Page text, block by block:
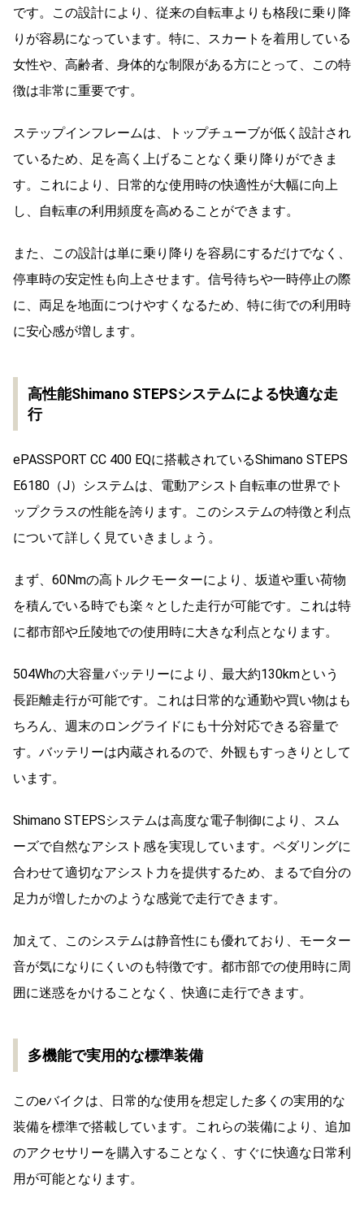
です。この設計により、従来の自転車よりも格段に乗り降
りが容易になっています。特に、スカートを着用している
女性や、高齢者、身体的な制限がある方にとって、この特
徴は非常に重要です。
ステップインフレームは、トップチューブが低く設計され
ているため、足を高く上げることなく乗り降りができま
す。これにより、日常的な使用時の快適性が大幅に向上
し、自転車の利用頻度を高めることができます。
また、この設計は単に乗り降りを容易にするだけでなく、
停車時の安定性も向上させます。信号待ちや一時停止の際
に、両足を地面につけやすくなるため、特に街での利用時
に安心感が増します。
高性能Shimano STEPSシステムによる快適な走
行
ePASSPORT CC 400 EQに搭載されているShimano STEPS
E6180（J）システムは、電動アシスト自転車の世界でト
ップクラスの性能を誇ります。このシステムの特徴と利点
について詳しく見ていきましょう。
まず、60Nmの高トルクモーターにより、坂道や重い荷物
を積んでいる時でも楽々とした走行が可能です。これは特
に都市部や丘陵地での使用時に大きな利点となります。
504Whの大容量バッテリーにより、最大約130kmという
長距離走行が可能です。これは日常的な通勤や買い物はも
ちろん、週末のロングライドにも十分対応できる容量で
す。バッテリーは内蔵されるので、外観もすっきりとして
います。
Shimano STEPSシステムは高度な電子制御により、スム
ーズで自然なアシスト感を実現しています。ペダリングに
合わせて適切なアシスト力を提供するため、まるで自分の
足力が増したかのような感覚で走行できます。
加えて、このシステムは静音性にも優れており、モーター
音が気になりにくいのも特徴です。都市部での使用時に周
囲に迷惑をかけることなく、快適に走行できます。
多機能で実用的な標準装備
このeバイクは、日常的な使用を想定した多くの実用的な
装備を標準で搭載しています。これらの装備により、追加
のアクセサリーを購入することなく、すぐに快適な日常利
用が可能となります。